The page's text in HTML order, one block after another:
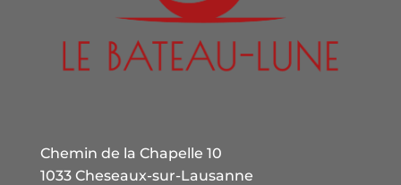
Chemin de la Chapelle 10
1033 Cheseaux-sur-Lausanne